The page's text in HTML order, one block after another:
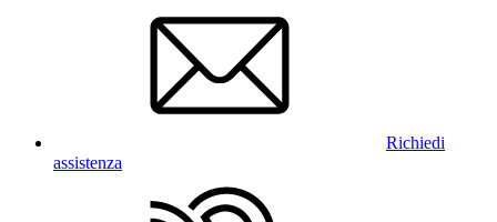
Richiedi
assistenza